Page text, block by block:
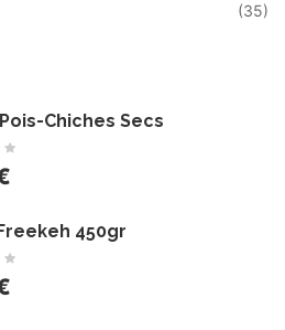
(35)
Chiches Secs
450gr